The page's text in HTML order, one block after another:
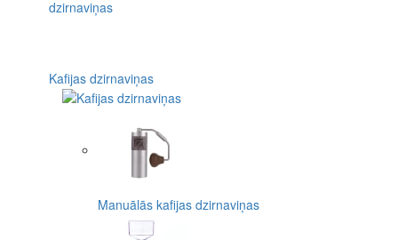
Kafijas dzirnaviņas
Manuālās kafijas dzirnaviņas